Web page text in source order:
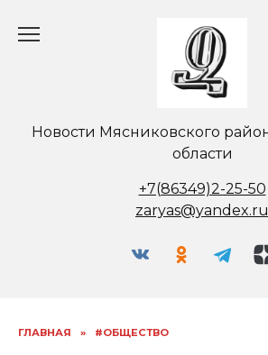
Новости Мясниковского
области
+7(86349)2-25-50
zaryas@yandex.ru
ГЛАВНАЯ » #ОБЩЕСТВО